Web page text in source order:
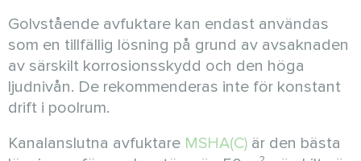
Golvstående avfuktare kan endast användas
som en tillfällig lösning på grund av avsaknaden
av särskilt korrosionsskydd och den höga
ljudnivån. De rekommenderas inte för konstant
drift i poolrum.
Kanalanslutna avfuktare MSHA(C) är den bästa